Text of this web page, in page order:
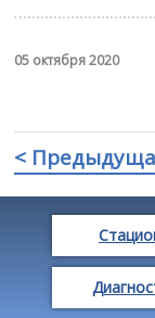
05 октября 2020
<